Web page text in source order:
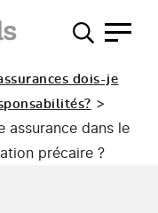
dois-je
>
assurance dans le
précaire ?